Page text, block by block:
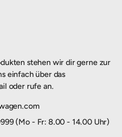
stehen wir dir gerne zur
einfach über das
oder rufe an.
(Mo - Fr: 8.00 - 14.00 Uhr)